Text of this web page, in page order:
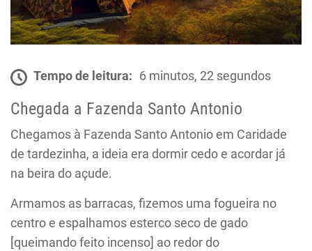
Tempo de leitura: 6 minutos, 22 segundos
Chegada a Fazenda Santo Antonio
Chegamos à Fazenda Santo Antonio em Caridade
de tardezinha, a ideia era dormir cedo e acordar já
na beira do açude.
Armamos as barracas, fizemos uma fogueira no
centro e espalhamos esterco seco de gado
[queimando feito incenso] ao redor do